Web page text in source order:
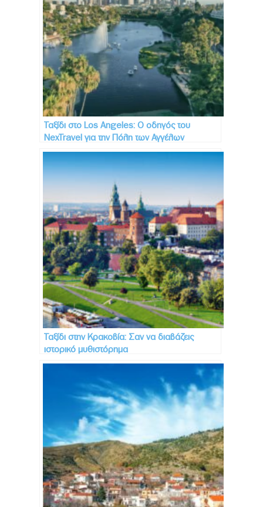
Ταξίδι στo Los Angeles: Ο οδηγός του
NexTravel για την Πόλη των Αγγέλων
Ταξίδι στην Κρακοβία: Σαν να διαβάζεις
ιστορικό μυθιστόρημα